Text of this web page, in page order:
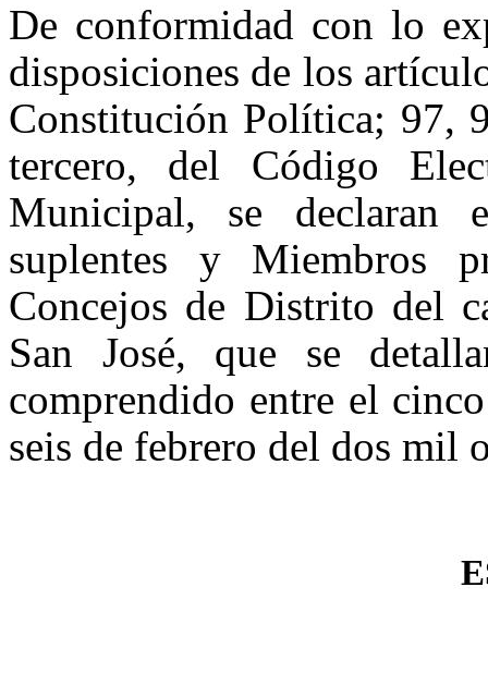
De conformidad con lo
disposiciones de los
Constitución Política; 97,
tercero, del Código
Municipal, se declaran
suplentes y Miembros
Concejos de Distrito del
San José, que se
comprendido entre el
seis de febrero del dos mil